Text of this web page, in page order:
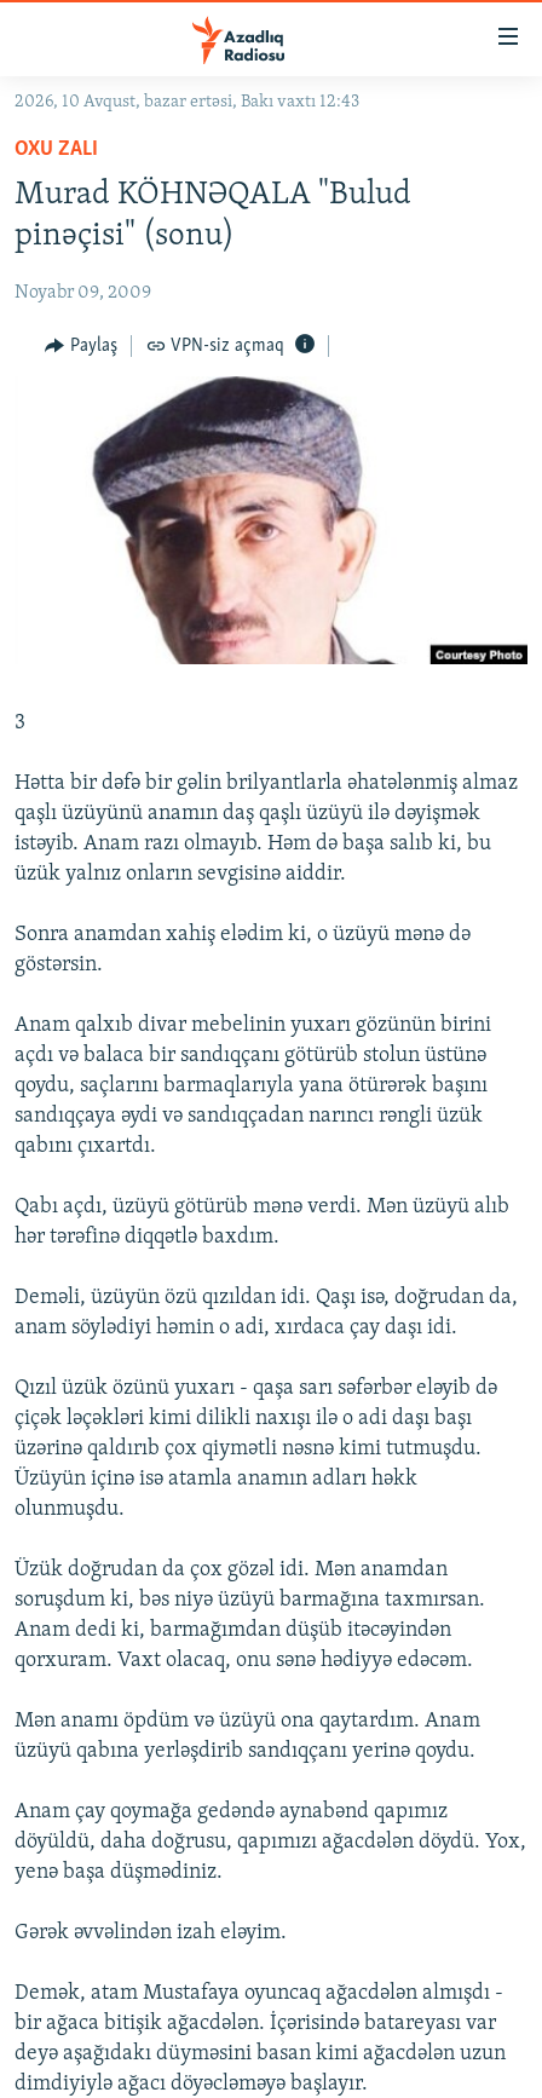
Əsas
qayıt
Əsas
naviqasiyaya
qayıt
Axtarışa
KORRUPSIOMETR
#ƏSLINDƏ
FƏRQƏ BAX
QANUNI DOĞRU
MULTIMEDIA
FOTOQALEREYA
İNFOQRAFIKA
RADIO ARXIV
AZƏRBAYCAN ƏDƏBIYYATI KITABXANASI
İSLAM VƏ DEMOKRATIYA
İZ - MƏDƏNIYYƏT PROQRAMI
HAQQIMIZDA
PEŞƏ ETIKASI VƏ JURNALISTIKA STANDARTLARIMIZ
MATERIALLARIMIZDAN ISTIFADƏ
XƏBƏR BÜLLETENLƏRIMIZ
2026, 10 Avqust, bazar ertəsi, Bakı vaxtı 12:43
OXU ZALI
Murad KÖHNƏQALA "Bulud
pinəçisi" (sonu)
Noyabr 09, 2009
Paylaş VPN-siz açmaq
3
Hətta bir dəfə bir gəlin brilyantlarla əhatələnmiş almaz
qaşlı üzüyünü anamın daş qaşlı üzüyü ilə dəyişmək
istəyib. Anam razı olmayıb. Həm də başa salıb ki, bu
üzük yalnız onların sevgisinə aiddir.
Sonra anamdan xahiş elədim ki, o üzüyü mənə də
göstərsin.
Anam qalxıb divar mebelinin yuxarı gözünün birini
açdı və balaca bir sandıqçanı götürüb stolun üstünə
qoydu, saçlarını barmaqlarıyla yana ötürərək başını
sandıqçaya əydi və sandıqçadan narıncı rəngli üzük
qabını çıxartdı.
Qabı açdı, üzüyü götürüb mənə verdi. Mən üzüyü alıb
hər tərəfinə diqqətlə baxdım.
Deməli, üzüyün özü qızıldan idi. Qaşı isə, doğrudan da,
anam söylədiyi həmin o adi, xırdaca çay daşı idi.
Qızıl üzük özünü yuxarı - qaşa sarı səfərbər eləyib də
çiçək ləçəkləri kimi dilikli naxışı ilə o adi daşı başı
üzərinə qaldırıb çox qiymətli nəsnə kimi tutmuşdu.
Üzüyün içinə isə atamla anamın adları həkk
olunmuşdu.
Üzük doğrudan da çox gözəl idi. Mən anamdan
soruşdum ki, bəs niyə üzüyü barmağına taxmırsan.
Anam dedi ki, barmağımdan düşüb itəcəyindən
qorxuram. Vaxt olacaq, onu sənə hədiyyə edəcəm.
Mən anamı öpdüm və üzüyü ona qaytardım. Anam
üzüyü qabına yerləşdirib sandıqçanı yerinə qoydu.
Anam çay qoymağa gedəndə aynabənd qapımız
döyüldü, daha doğrusu, qapımızı ağacdələn döydü. Yox,
yenə başa düşmədiniz.
Gərək əvvəlindən izah eləyim.
Demək, atam Mustafaya oyuncaq ağacdələn almışdı -
bir ağaca bitişik ağacdələn. İçərisində batareyası var
deyə aşağıdakı düyməsini basan kimi ağacdələn uzun
dimdiyiylə ağacı döyəcləməyə başlayır.